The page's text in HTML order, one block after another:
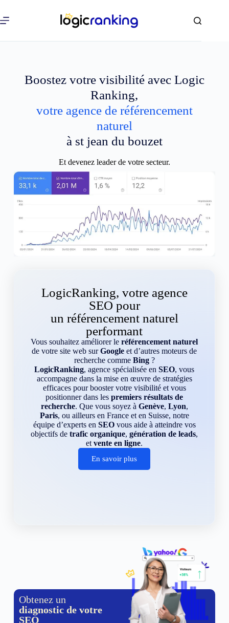
Boostez votre visibilité avec Logic
Ranking,
votre agence de référencement
naturel
à st jean du bouzet
Et devenez leader de votre secteur.
LogicRanking, votre agence
SEO pour
un référencement naturel
performant
Vous souhaitez améliorer leréférencement naturel
de votre site web surGoogle et d’autres moteurs de
recherche comme Bing?
LogicRanking, agence spécialisée enSEO, vous
accompagne dans la mise en œuvre de stratégies
efficaces pour booster votre visibilité et vous
positionner dans lespremiers résultats de
recherche. Que vous soyez à Genève, Lyon,
Paris, ou ailleurs en France et en Suisse, notre
équipe d’experts en SEOvous aide à atteindre vos
objectifs detrafic organique,génération de leads,
etvente en ligne.
En savoir plus
Obtenez un
diagnostic de votre
SEO